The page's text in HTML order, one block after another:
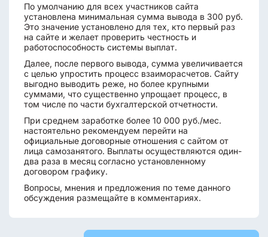
По умолчанию для всех участников сайта
установлена минимальная сумма вывода в 300 руб.
Это значение установлено для тех, кто первый раз
на сайте и желает проверить честность и
работоспособность системы выплат.
Далее, после первого вывода, сумма увеличивается
с целью упростить процесс взаиморасчетов. Сайту
выгодно выводить реже, но более крупными
суммами, что существенно упрощает процесс, в
том числе по части бухгалтерской отчетности.
При среднем заработке более 10 000 руб./мес.
настоятельно рекомендуем перейти на
официальные договорные отношения с сайтом от
лица самозанятого. Выплаты осуществляются один-
два раза в месяц согласно установленному
договором графику.
Вопросы, мнения и предложения по теме данного
обсуждения размещайте в комментариях.